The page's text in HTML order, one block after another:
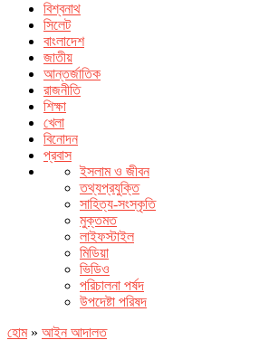
বিশ্বনাথ
সিলেট
বাংলাদেশ
জাতীয়
আন্তর্জাতিক
রাজনীতি
শিক্ষা
খেলা
বিনোদন
প্রবাস
ইসলাম ও জীবন
তথ্যপ্রযুক্তি
সাহিত্য-সংস্কৃতি
মুক্তমত
লাইফস্টাইল
মিডিয়া
ভিডিও
পরিচালনা পর্ষদ
উপদেষ্টা পরিষদ
হোম» আইন আদালত